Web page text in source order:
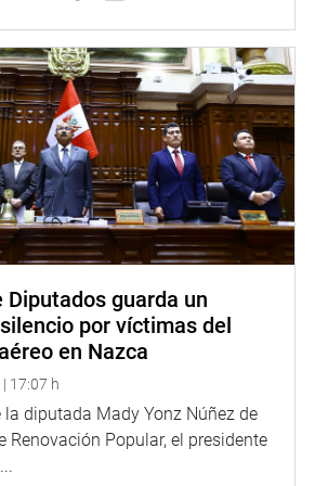
ley 10905/2024-CR, 11716/2024-CR y
modifica artículos del Código Civil y
1297 para promover el derecho al
los procedimientos de inscripción.
Córdova Lobatón (RP), autora de
que el proyecto busca “garantizar el
niño precisando plazos para la
de adopción”.
comisión destacó que la medida
que desanima a muchas familias”.
Echaíz (HyD) opinó que “esta
los procedimientos”, y sostuvo que
que la inscripción de la partida
las 24 horas de recibida la
Diputados guarda un
por víctimas del
en Nazca
17:07 h
diputada Mady Yonz Núñez de
Renovación Popular, el presidente